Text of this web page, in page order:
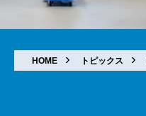
HOME トピックス